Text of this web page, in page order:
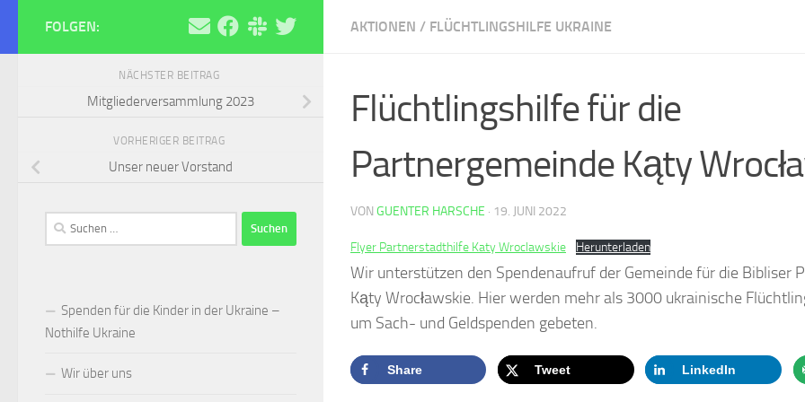
Zum Inhalt springen
Biblis ist Bunt e.V.
AKTIONEN / FLÜCHTLINGSHILFE UKRAINE
Flüchtlingshilfe für die
Partnergemeinde Kąty
VON GUENTER HARSCHE · 19. JUNI 2022
Flyer Partnerstadthilfe Katy Wroclawskie Herunterladen
Wir unterstützen den Spendenaufruf der Gemeinde für die Bibliser
Kąty Wrocławskie. Hier werden mehr als 3000 ukrainische
um Sach- und Geldspenden gebeten.
Share Tweet LinkedIn
FOLGEN:
NÄCHSTER BEITRAG
Mitgliederversammlung 2023
VORHERIGER BEITRAG
Unser neuer Vorstand
Suchen
nach:
Spenden für die Kinder in der Ukraine –
Nothilfe Ukraine
Wir über uns